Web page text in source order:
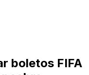
boletos FIFA